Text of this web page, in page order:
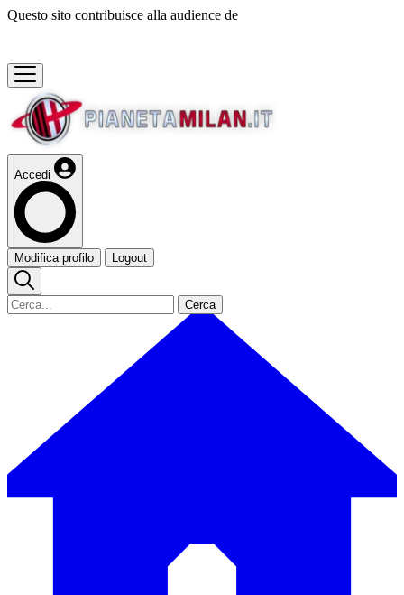
Questo sito contribuisce alla audience de
Accedi
Modifica profilo Logout
Cerca